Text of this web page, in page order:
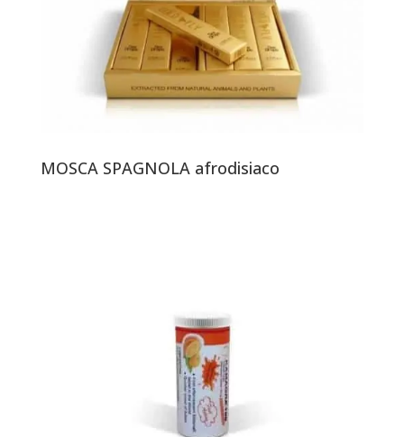
MOSCA SPAGNOLA afrodisiaco